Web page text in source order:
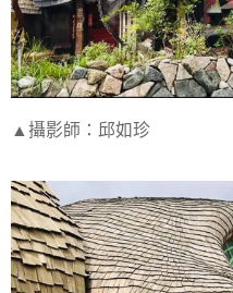
▲攝影師：邱如珍